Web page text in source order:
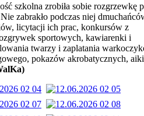
szkolna zrobiła sobie rozgrzewkę
zabrakło podczas niej
licytacji ich prac, konkursów z
sportowych, kawiarenki i
twarzy i zaplatania
pokazów akrobatycznych,